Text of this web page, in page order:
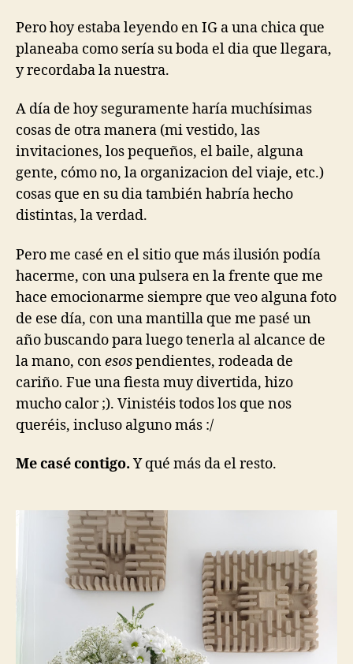
Pero hoy estaba leyendo en IG a una chica que
planeaba como sería su boda el dia que llegara,
y recordaba la nuestra.
A día de hoy seguramente haría muchísimas
cosas de otra manera (mi vestido, las
invitaciones, los pequeños, el baile, alguna
gente, cómo no, la organizacion del viaje, etc.)
cosas que en su dia también habría hecho
distintas, la verdad.
Pero me casé en el sitio que más ilusión podía
hacerme, con una pulsera en la frente que me
hace emocionarme siempre que veo alguna foto
de ese día, con una mantilla que me pasé un
año buscando para luego tenerla al alcance de
la mano, conesospendientes, rodeada de
cariño. Fue una fiesta muy divertida, hizo
mucho calor ;). Vinistéis todos los que nos
queréis, incluso alguno más :/
Me casé contigo. Y qué más da el resto.